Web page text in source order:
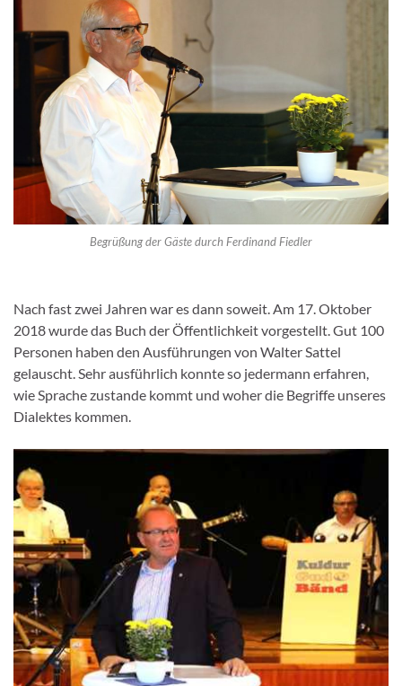
Begrüßung der Gäste durch Ferdinand Fiedler
Nach fast zwei Jahren war es dann soweit. Am 17. Oktober
2018 wurde das Buch der Öffentlichkeit vorgestellt. Gut 100
Personen haben den Ausführungen von Walter Sattel
gelauscht. Sehr ausführlich konnte so jedermann erfahren,
wie Sprache zustande kommt und woher die Begriffe unseres
Dialektes kommen.